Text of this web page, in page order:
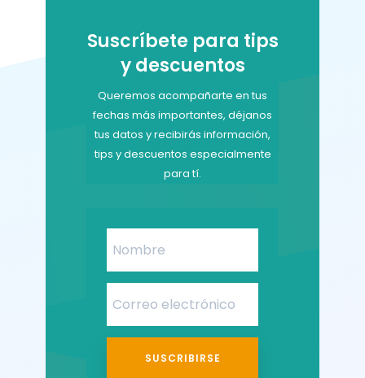
Suscríbete para tips
y descuentos
Queremos acompañarte en tus
fechas más importantes, déjanos
tus datos y recibirás información,
tips y descuentos especialmente
para tí.
SUSCRIBIRSE